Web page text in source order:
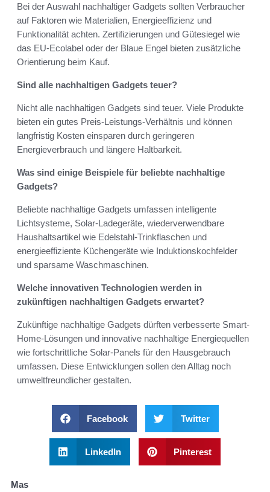
Bei der Auswahl nachhaltiger Gadgets sollten Verbraucher
auf Faktoren wie Materialien, Energieeffizienz und
Funktionalität achten. Zertifizierungen und Gütesiegel wie
das EU-Ecolabel oder der Blaue Engel bieten zusätzliche
Orientierung beim Kauf.
Sind alle nachhaltigen Gadgets teuer?
Nicht alle nachhaltigen Gadgets sind teuer. Viele Produkte
bieten ein gutes Preis-Leistungs-Verhältnis und können
langfristig Kosten einsparen durch geringeren
Energieverbrauch und längere Haltbarkeit.
Was sind einige Beispiele für beliebte nachhaltige
Gadgets?
Beliebte nachhaltige Gadgets umfassen intelligente
Lichtsysteme, Solar-Ladegeräte, wiederverwendbare
Haushaltsartikel wie Edelstahl-Trinkflaschen und
energieeffiziente Küchengeräte wie Induktionskochfelder
und sparsame Waschmaschinen.
Welche innovativen Technologien werden in
zukünftigen nachhaltigen Gadgets erwartet?
Zukünftige nachhaltige Gadgets dürften verbesserte Smart-
Home-Lösungen und innovative nachhaltige Energiequellen
wie fortschrittliche Solar-Panels für den Hausgebrauch
umfassen. Diese Entwicklungen sollen den Alltag noch
umweltfreundlicher gestalten.
Facebook Twitter
LinkedIn Pinterest
Mas